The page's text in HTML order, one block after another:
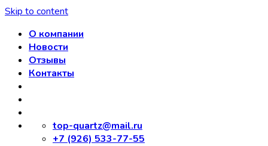
Skip to content
О компании
Новости
Отзывы
Контакты
top-quartz@mail.ru
+7 (926) 533-77-55